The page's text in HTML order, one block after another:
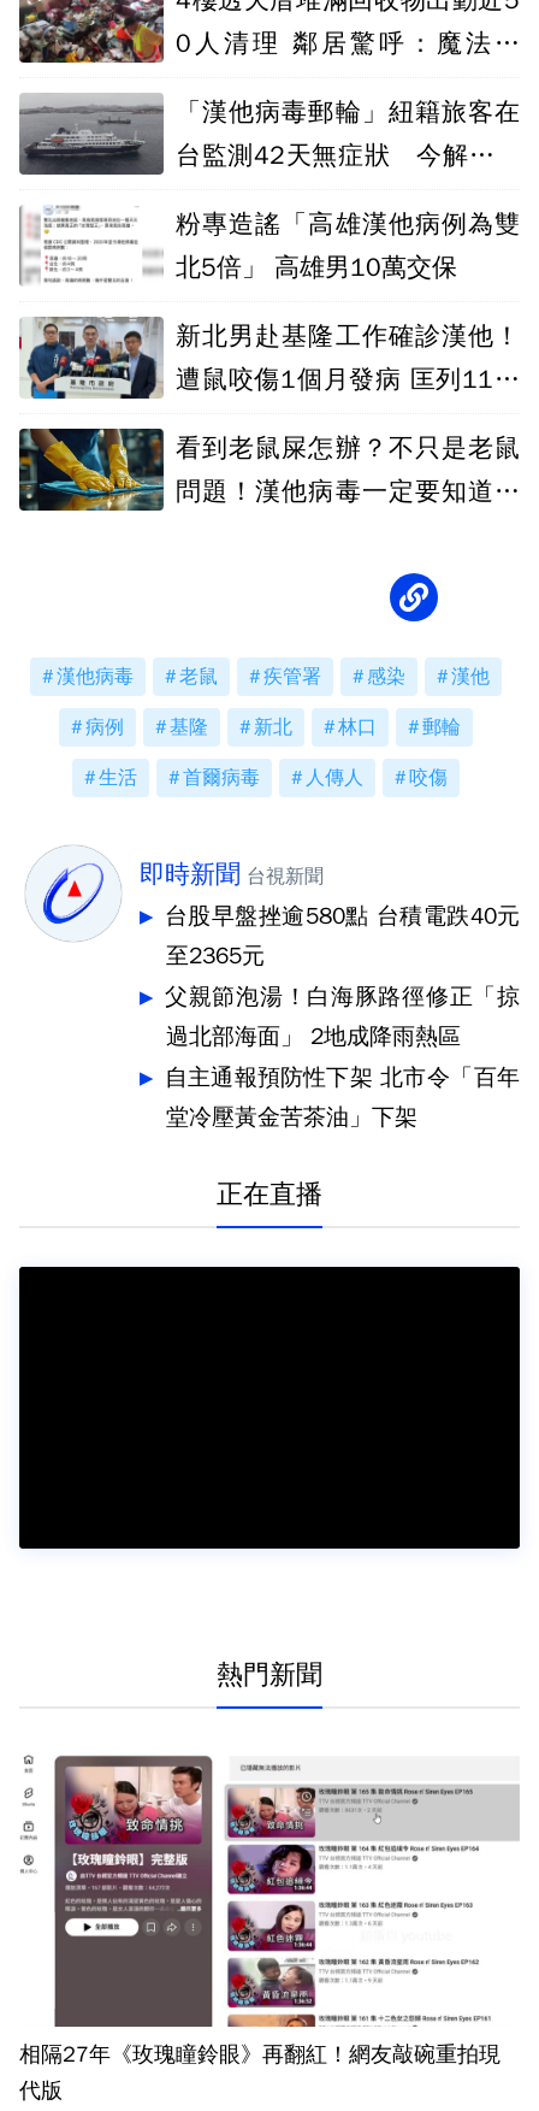
0人清理 鄰居驚呼：魔法阿
「漢他病毒郵輪」紐籍旅客在
台監測42天無症狀 今解除健
粉專造謠「高雄漢他病例為雙
北5倍」 高雄男10萬交保
新北男赴基隆工作確診漢他！
遭鼠咬傷1個月發病 匡列11人
看到老鼠屎怎辦？不只是老鼠
問題！漢他病毒一定要知道的
漢他病毒 老鼠 疾管署 感染 漢他
病例 基隆 新北 林口 郵輪
生活 首爾病毒 人傳人 咬傷
即時新聞 台視新聞
台股早盤挫逾580點 台積電跌40元
至2365元
父親節泡湯！白海豚路徑修正「掠
過北部海面」 2地成降雨熱區
自主通報預防性下架 北市令「百年
堂冷壓黃金苦茶油」下架
正在直播
熱門新聞
相隔27年《玫瑰瞳鈴眼》再翻紅！網友敲碗重拍現
代版